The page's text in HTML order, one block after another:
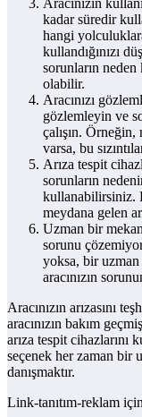
kadar süredir
hangi yolculuklara
kullandığınızı
sorunların neden
olabilir.
Aracınızı
gözlemleyin ve
çalışın. Örneğin,
varsa, bu
Arıza tespit
sorunların
kullanabilirsiniz.
meydana gelen
Uzman bir
sorunu
yoksa, bir uzman
aracınızın
Aracınızın arızasını
aracınızın bakım
arıza tespit cihazlarını
seçenek her zaman bir
danışmaktır.
Link-tanıtım-reklam